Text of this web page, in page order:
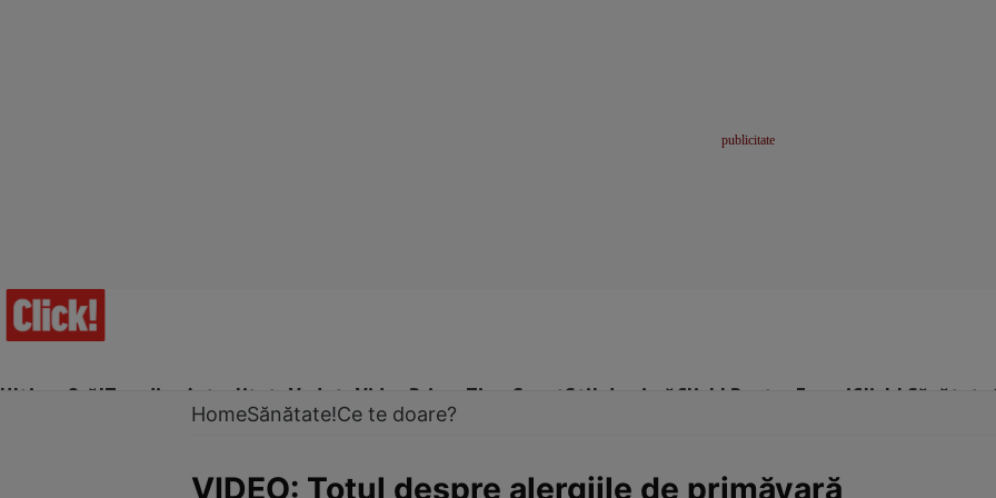
Ultima Oră!Trending Actualitate Vedete Video Prime Time SportStil de viațăClick! Pentru FemeiClick! Sănătate
HomeSănătate!Ce te doare?
VIDEO: Totul despre alergiile de primăvară